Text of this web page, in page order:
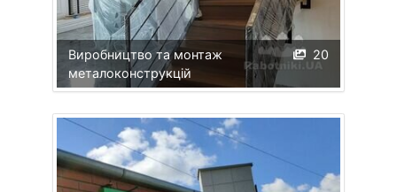
20
Виробництво та монтаж
металоконструкцій